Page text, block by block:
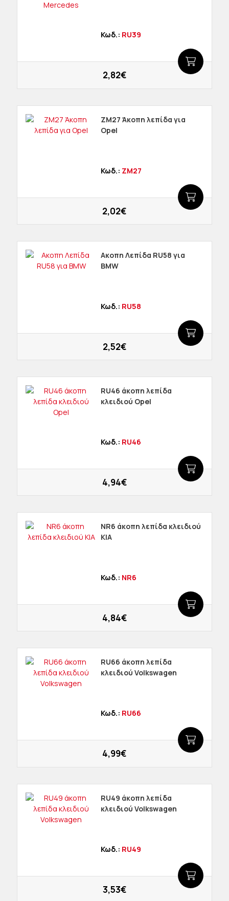
Κωδ.: RU39
2,82€
ΖΜ27 Άκοπη λεπίδα για
Opel
Κωδ.: ZM27
2,02€
Ακοπη Λεπίδα RU58 για
BMW
Κωδ.: RU58
2,52€
RU46 άκοπη λεπίδα
κλειδιού Opel
Κωδ.: RU46
4,94€
NR6 άκοπη λεπίδα κλειδιού
KIA
Κωδ.: NR6
4,84€
RU66 άκοπη λεπίδα
κλειδιού Volkswagen
Κωδ.: RU66
4,99€
RU49 άκοπη λεπίδα
κλειδιού Volkswagen
Κωδ.: RU49
3,53€